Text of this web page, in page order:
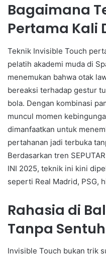
Bagaimana
Pertama Kali
Teknik Invisible Touch
pelatih akademi muda di
menemukan bahwa otak
bereaksi terhadap gestur
bola. Dengan kombinasi
muncul momen
dimanfaatkan untuk
pertahanan jadi terbuka
Berdasarkan tren
INI 2025, teknik ini kini
seperti Real Madrid, PSG,
Rahasia di
Tanpa
Invisible Touch bukan trik